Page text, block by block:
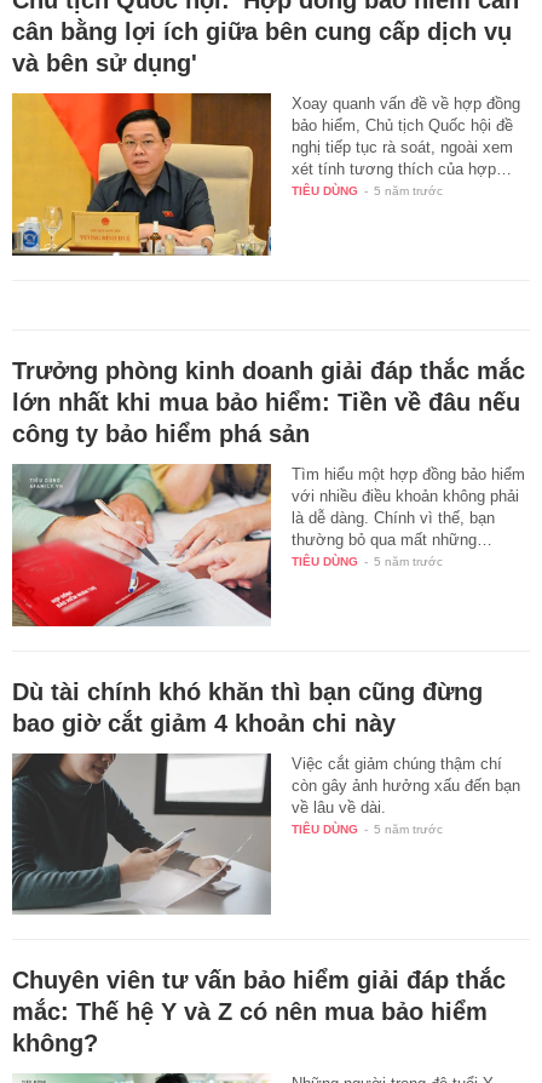
cân bằng lợi ích giữa bên cung cấp dịch vụ
và bên sử dụng'
Xoay quanh vấn đề về hợp đồng
bảo hiểm, Chủ tịch Quốc hội đề
nghị tiếp tục rà soát, ngoài xem
xét tính tương thích của hợp…
TIÊU DÙNG - 5 năm trước
Trưởng phòng kinh doanh giải đáp thắc mắc
lớn nhất khi mua bảo hiểm: Tiền về đâu nếu
công ty bảo hiểm phá sản
Tìm hiểu một hợp đồng bảo hiểm
với nhiều điều khoản không phải
là dễ dàng. Chính vì thế, bạn
thường bỏ qua mất những…
TIÊU DÙNG - 5 năm trước
Dù tài chính khó khăn thì bạn cũng đừng
bao giờ cắt giảm 4 khoản chi này
Việc cắt giảm chúng thậm chí
còn gây ảnh hưởng xấu đến bạn
về lâu về dài.
TIÊU DÙNG - 5 năm trước
Chuyên viên tư vấn bảo hiểm giải đáp thắc
mắc: Thế hệ Y và Z có nên mua bảo hiểm
không?